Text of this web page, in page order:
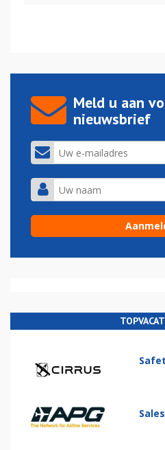
Meld u aan
nieuwsbrief